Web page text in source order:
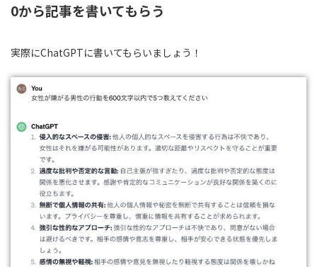
0から記事を書いてもらう
実際にChatGPTに書いてもらいましょう！